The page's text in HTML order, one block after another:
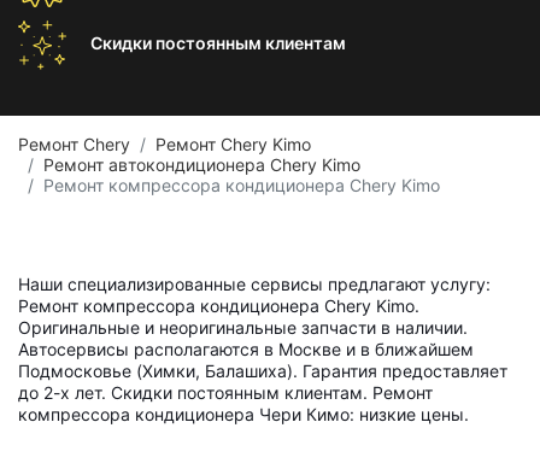
Скидки постоянным клиентам
Ремонт Chery
Ремонт Chery Kimo
Ремонт автокондиционера Chery Kimo
Ремонт компрессора кондиционера Chery Kimo
Наши специализированные сервисы предлагают услугу:
Ремонт компрессора кондиционера Chery Kimo.
Оригинальные и неоригинальные запчасти в наличии.
Автосервисы располагаются в Москве и в ближайшем
Подмосковье (Химки, Балашиха). Гарантия предоставляет
до 2-х лет. Скидки постоянным клиентам. Ремонт
компрессора кондиционера Чери Кимо: низкие цены.